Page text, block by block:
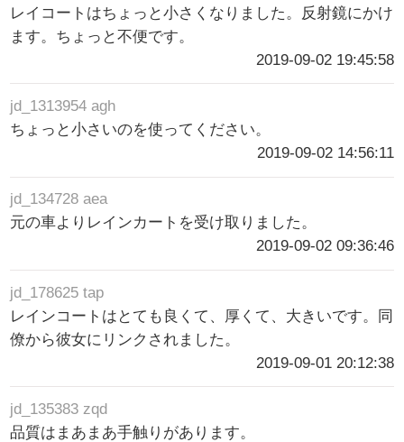
レイコートはちょっと小さくなりました。反射鏡にかけ
ます。ちょっと不便です。
2019-09-02 19:45:58
jd_1313954 agh
ちょっと小さいのを使ってください。
2019-09-02 14:56:11
jd_134728 aea
元の車よりレインカートを受け取りました。
2019-09-02 09:36:46
jd_178625 tap
レインコートはとても良くて、厚くて、大きいです。同
僚から彼女にリンクされました。
2019-09-01 20:12:38
jd_135383 zqd
品質はまあまあ手触りがあります。